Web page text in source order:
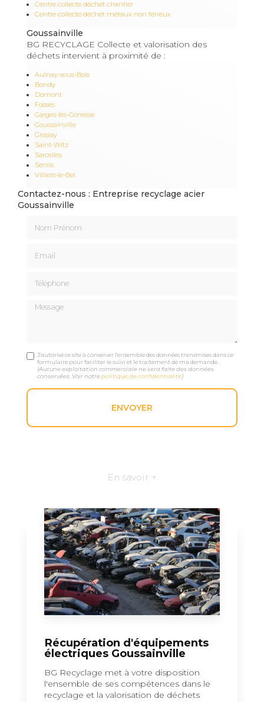
Centre collecte déchet chantier
Centre collecte déchet métaux non ferreux
Goussainville
BG RECYCLAGE Collecte et valorisation des
déchets intervient à proximité de :
Aulnay-sous-Bois
Bondy
Domont
Fosses
Garges-lès-Gonesse
Goussainville
Groslay
Saint-Witz
Sarcelles
Senlis
Villiers-le-Bel
Contactez-nous : Entreprise recyclage acier
Goussainville
Message
J'autorise ce site à conserver l'ensemble des données transmises dans ce
formulaire pour faciliter le suivi et le traitement de ma demande.
(Aucune exploitation commerciale ne sera faite des données
conservées. Voir notrepolitique de confidentialité)
En savoir +
Récupération d'équipements
électriques Goussainville
BG Recyclage met à votre disposition
l'ensemble de ses compétences dans le
recyclage et la valorisation de déchets